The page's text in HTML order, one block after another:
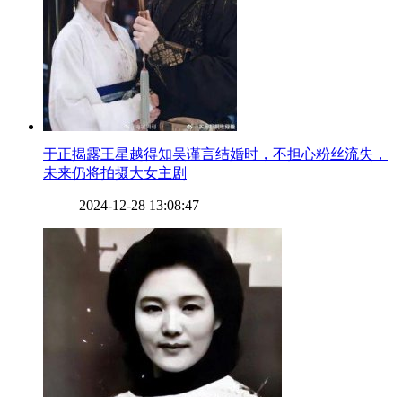
​于正揭露王星越得知吴谨言结婚时，不担心粉丝流失，
未来仍将拍摄大女主剧
2024-12-28 13:08:47